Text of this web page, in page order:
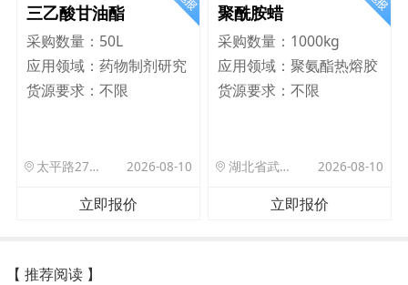
三乙酸甘油酯
采购数量： 50L
应用领域： 药物制剂研究
货源要求： 不限
太平路27号院北门驿站 2026-08-10
立即报价
聚酰胺蜡
采购数量： 1000kg
应用领域：聚氨酯热熔胶
货源要求：不限
湖北省武汉市洪山区珞狮路122号武汉理工大孵化楼B座1701室 2026-08-10
立即报价
【 推荐阅读 】